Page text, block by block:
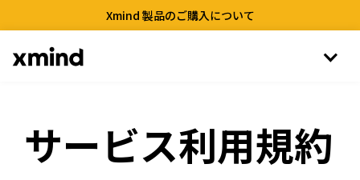
Xmind 製品のご購入について
サービス利用規約